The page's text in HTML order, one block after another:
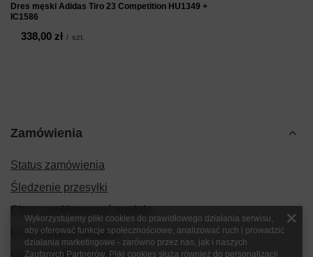
Dres męski Adidas Tiro 23 Competition HU1349 +
IC1586
338,00 zł / szt.
Zamówienia
Status zamówienia
Śledzenie przesyłki
Chcę zareklamować produkt
Chcę zwrócić produkt
Chcę wymienić produkt
Wykorzystujemy pliki cookies do prawidłowego działania serwisu,
aby oferować funkcje społecznościowe, analizować ruch i prowadzić
działania marketingowe - zarówno przez nas, jak i naszych
Zaufanych Partnerów. Pliki cookies służą również do personalizacji